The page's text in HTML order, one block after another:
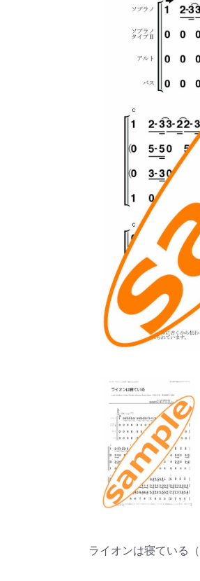
ライオンは寝ている